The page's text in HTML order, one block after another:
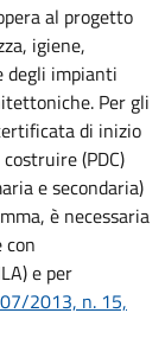
al progetto
igiene,
degli impianti
Per gli
di inizio
(PDC)
e secondaria)
è necessaria
con
e per
2013, n. 15,